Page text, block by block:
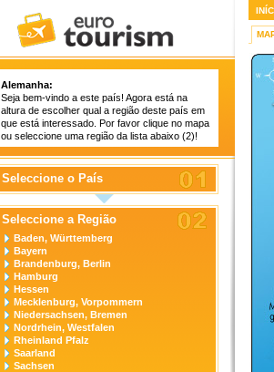
Alemanha:
Seja bem-vindo a este país! Agora está na
altura de escolher qual a região deste país em
que está interessado. Por favor clique no mapa
ou seleccione uma região da lista abaixo (2)!
Seleccione o País
Seleccione a Região
Baden, Württemberg
Bayern
Brandenburg, Berlin
Hamburg
Hessen
Mecklenburg, Vorpommern
Niedersachsen, Bremen
Nordrhein, Westfalen
Rheinland Pfalz
Saarland
Sachsen